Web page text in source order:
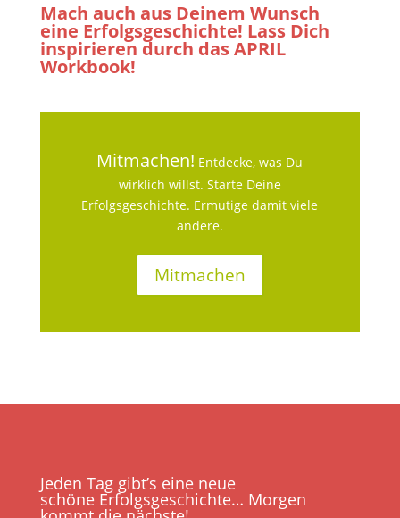
Mach auch aus Deinem Wunsch
eine Erfolgsgeschichte! Lass Dich
inspirieren durch das APRIL
Workbook!
Mitmachen! Entdecke, was Du
wirklich willst. Starte Deine
Erfolgsgeschichte. Ermutige damit viele
andere.
Mitmachen
Jeden Tag gibt’s eine neue
schöne Erfolgsgeschichte… Morgen